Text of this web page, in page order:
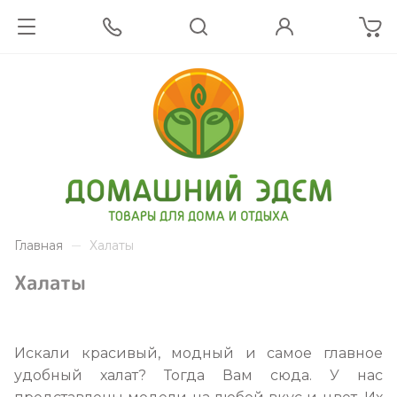
Главная Халаты
Халаты
Искали красивый, модный и самое главное
удобный халат? Тогда Вам сюда. У нас